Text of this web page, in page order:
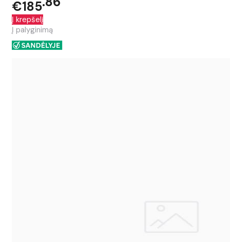
€185
Į krepšelį
Į palyginimą